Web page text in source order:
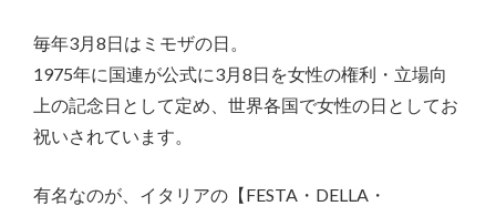
毎年3月8日はミモザの日。
1975年に国連が公式に3月8日を女性の権利・立場向
上の記念日として定め、世界各国で女性の日としてお
祝いされています。
有名なのが、イタリアの【FESTA・DELLA・